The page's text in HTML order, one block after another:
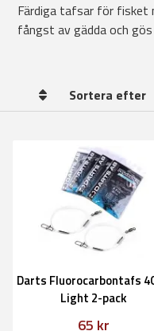
Färdiga tafsar för fisket
fångst av gädda och
Sortera efter
Darts Fluorocarbontafs
Light 2-pack
65 kr